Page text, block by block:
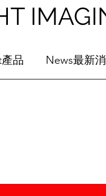
品 News最新